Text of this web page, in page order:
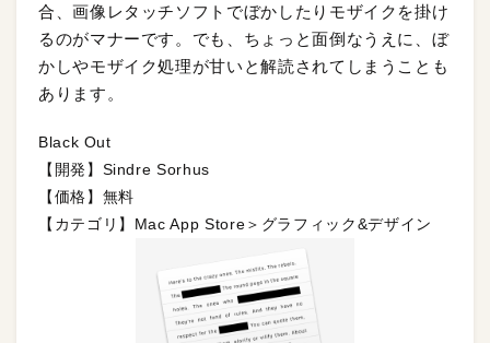
合、画像レタッチソフトでぼかしたりモザイクを掛け
るのがマナーです。でも、ちょっと面倒なうえに、ぼ
かしやモザイク処理が甘いと解読されてしまうことも
あります。
Black Out
【開発】Sindre Sorhus
【価格】無料
【カテゴリ】Mac App Store＞グラフィック&デザイン